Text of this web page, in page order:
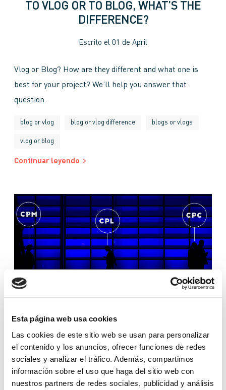
Esta página web usa cookies
Las cookies de este sitio web se usan para personalizar
el contenido y los anuncios, ofrecer funciones de redes
sociales y analizar el tráfico. Además, compartimos
información sobre el uso que haga del sitio web con
nuestros partners de redes sociales, publicidad y análisis
TO VLOG OR TO BLOG, WHAT’S THE
DIFFERENCE?
Escrito el 01 de April
Vlog or Blog? How are they different and what one is
best for your project? We’ll help you answer that
question.
blog or vlog blog or vlog difference blogs or vlogs
vlog or blog
Continuar leyendo
CPM, CPL, AND CPI – WHAT DO THEY
ALL MEAN?